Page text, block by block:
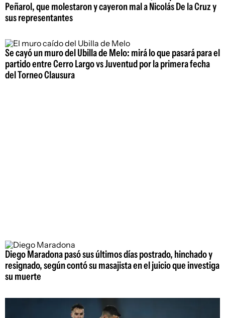
Peñarol, que molestaron y cayeron mal a Nicolás De la Cruz y
sus representantes
Se cayó un muro del Ubilla de Melo: mirá lo que pasará para el
partido entre Cerro Largo vs Juventud por la primera fecha
del Torneo Clausura
Diego Maradona pasó sus últimos días postrado, hinchado y
resignado, según contó su masajista en el juicio que investiga
su muerte